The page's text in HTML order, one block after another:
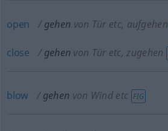
open gehen von Tür etc, aufgehen
close gehen von Tür etc, zugehen
blow gehen von Wind etc FIG